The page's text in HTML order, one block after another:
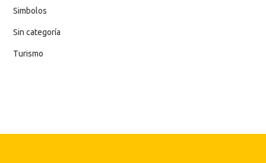
Simbolos
Sin categoría
Turismo